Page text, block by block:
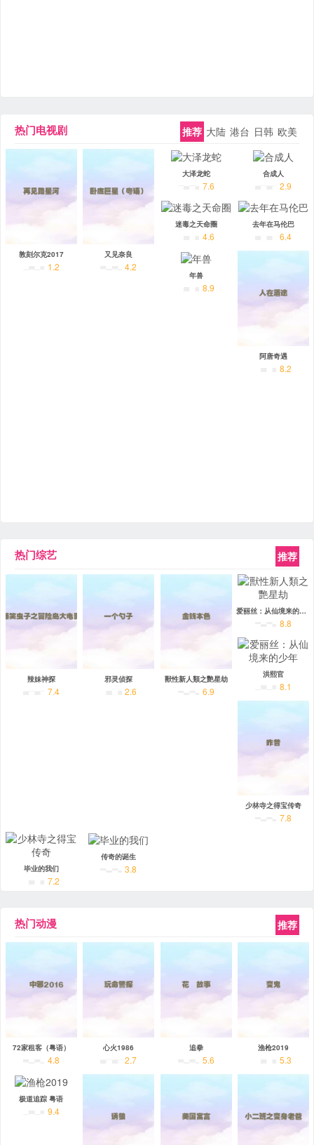
热门电视剧 推荐 大陆 港台 日韩 欧美
敦刻尔克2017
1.2
又见奈良
4.2
大泽龙蛇
7.6
合成人
2.9
迷毒之天命圈
4.6
去年在马伦巴
6.4
年兽
8.9
阿唐奇遇
8.2
热门综艺 推荐
辣妹神探
7.4
邪灵侦探
2.6
獸性新人類之艷星劫
6.9
爱丽丝：从仙境来的少年
8.8
洪熙官
8.1
少林寺之得宝传奇
7.8
毕业的我们
7.2
传奇的诞生
3.8
热门动漫 推荐
72家租客（粤语）
4.8
心火1986
2.7
追拳
5.6
渔枪2019
5.3
极道追踪 粤语
9.4